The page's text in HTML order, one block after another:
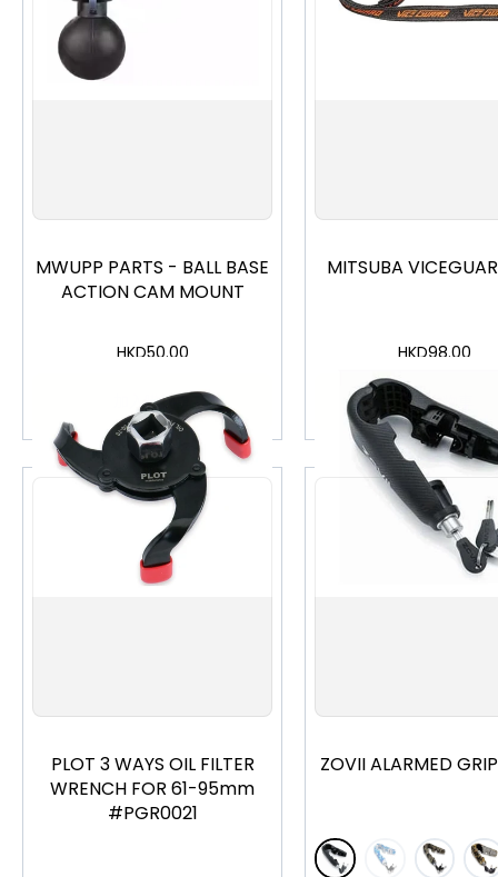
MWUPP PARTS - BALL BASE
ACTION CAM MOUNT
HKD50.00
加入購物車
MITSUBA
HKD98.00
加入購物車
PLOT 3 WAYS OIL FILTER
WRENCH FOR 61-95mm
#PGR0021
ZOVII ALARMED